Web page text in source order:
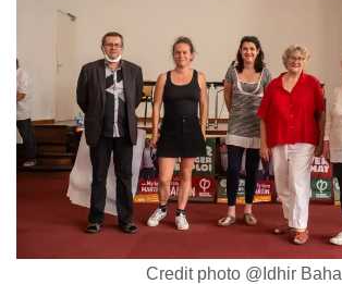
Credit photo @Idhir Baha